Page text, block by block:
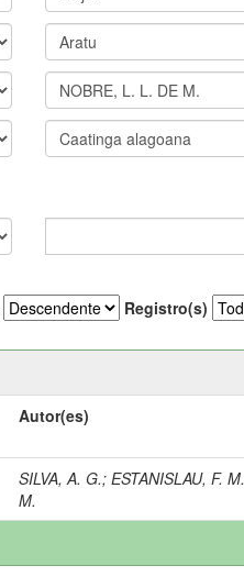
Registro(s)
Autor(es)
SILVA, A. G.;ESTANISLAU, F. M.
M.